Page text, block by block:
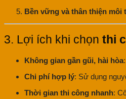
Bền vững và thân thiện
3. Lợi ích khi chọn thi
Không gian gần gũi, hài hòa
Chi phí hợp lý: Sử dụng
Thời gian thi công nhanh: